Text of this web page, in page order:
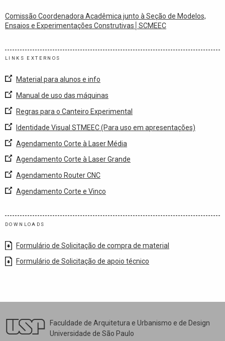
Comissão Coordenadora Acadêmica junto à Seção de Modelos,
Ensaios e Experimentações Construtivas│SCMEEC
LINKS EXTERNOS
Material para alunos e info
Manual de uso das máquinas
Regras para o Canteiro Experimental
Identidade Visual STMEEC (Para uso em apresentações)
Agendamento Corte à Laser Média
Agendamento Corte à Laser Grande
Agendamento Router CNC
Agendamento Corte e Vinco
DOWNLOADS
Formulário de Solicitação de compra de material
Formulário de Solicitação de apoio técnico
Faculdade de Arquitetura e Urbanismo e de Design
Universidade de São Paulo